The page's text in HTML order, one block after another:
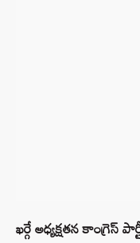
ఖర్గే అధ్యక్షతన కాంగ్రెస్